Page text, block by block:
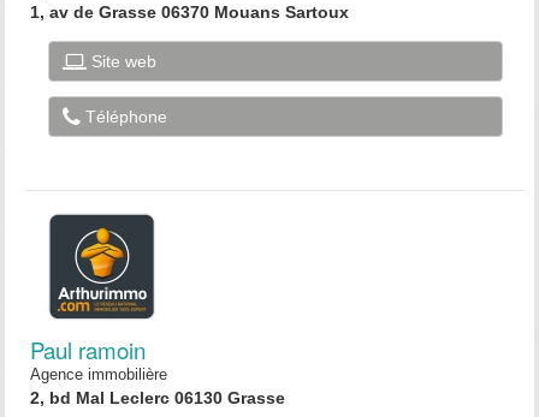
1, av de Grasse 06370 Mouans Sartoux
Site web
Téléphone
Paul ramoin
Agence immobilière
2, bd Mal Leclerc 06130 Grasse